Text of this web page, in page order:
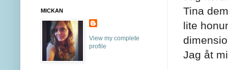
Tina
lite
Jag åt
MICKAN
View my complete
profile